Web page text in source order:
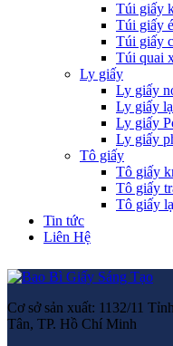
Túi giấy
Túi giấy
Túi giấy
Túi quai
Ly giấy
Ly giấy
Ly giấy
Ly giấy
Ly giấy
Tô giấy
Tô giấy
Tô giấy
Tô giấy
Tin tức
Liên Hệ
Cơ sở sản xuất: 1132/11
Tân, TP. Hồ Chí Minh